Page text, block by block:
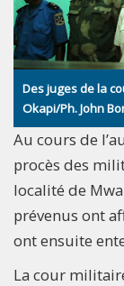
Des juges de la
Okapi/Ph. John
Au cours de
procès des
localité de
prévenus ont
ont ensuite
La cour